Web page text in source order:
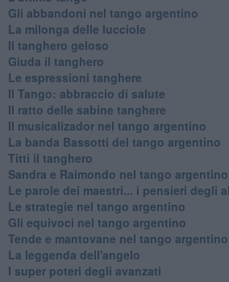
Gli abbandoni nel tango argentino
La milonga delle lucciole
Il tanghero geloso
Giuda il tanghero
Le espressioni tanghere
Il Tango: abbraccio di salute
Il ratto delle sabine tanghere
Il musicalizador nel tango argentino
La banda Bassotti del tango argentino
Titti il tanghero
Sandra e Raimondo nel tango argentino
Le parole dei maestri... i pensieri degli
Le strategie nel tango argentino
Gli equivoci nel tango argentino
Tende e mantovane nel tango argentino
La leggenda dell'angelo
I super poteri degli avanzati